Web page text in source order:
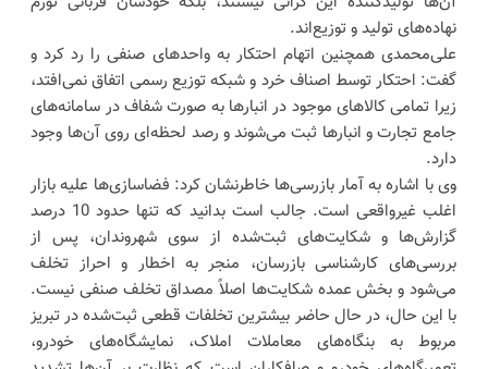
نهاده‌های تولید و توزیع‌اند.
علی‌محمدی همچنین اتهام احتکار به واحدهای صنفی را رد کرد و
گفت: احتکار توسط اصناف خرد و شبکه توزیع رسمی اتفاق نمی‌افتد،
زیرا تمامی کالاهای موجود در انبارها به صورت شفاف در سامانه‌های
جامع تجارت و انبارها ثبت می‌شوند و رصد لحظه‌ای روی آن‌ها وجود
دارد.
وی با اشاره به آمار بازرسی‌ها خاطرنشان کرد: فضاسازی‌ها علیه بازار
اغلب غیرواقعی است. جالب است بدانید که تنها حدود 10 درصد
گزارش‌ها و شکایت‌های ثبت‌شده از سوی شهروندان، پس از
بررسی‌های کارشناسی بازرسان، منجر به اخطار و احراز تخلف
می‌شود و بخش عمده شکایت‌ها اصلاً مصداق تخلف صنفی نیست.
با این حال، در حال حاضر بیشترین تخلفات قطعی ثبت‌شده در تبریز
مربوط به بنگاه‌های معاملات املاک، نمایشگاه‌های خودرو،